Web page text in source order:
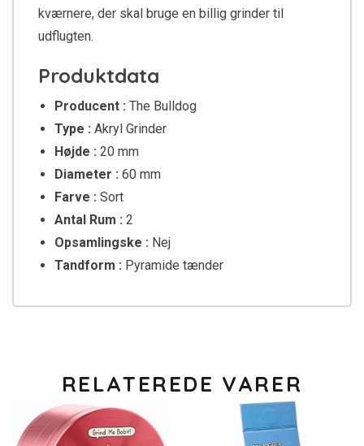
kværnere, der skal bruge en billig grinder til
udflugten.
Produktdata
Producent : The Bulldog
Type : Akryl Grinder
Højde : 20 mm
Diameter : 60 mm
Farve : Sort
Antal Rum : 2
Opsamlingske : Nej
Tandform : Pyramide tænder
RELATEREDE VARER